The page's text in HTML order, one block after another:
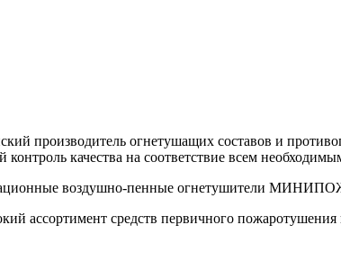
производитель огнетушащих составов и
качества на соответствие всем
воздушно-пенные огнетушители
ассортимент средств первичного